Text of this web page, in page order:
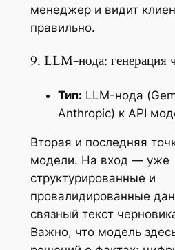
менеджер и видит
правильно.
9. LLM-нода: генерация
Тип: LLM-нода
Anthropic) к API
Вторая и последняя
модели. На вход — уже
структурированные и
провалидированные
связный текст
Важно, что модель